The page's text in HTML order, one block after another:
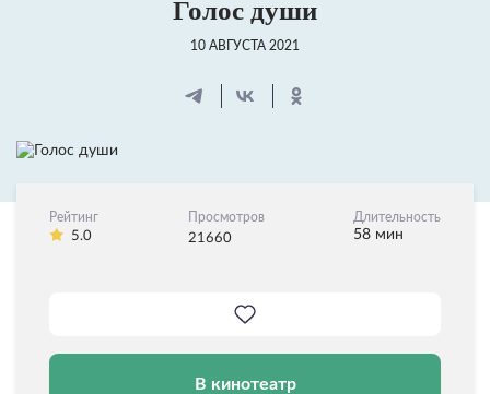
Голос души
10 АВГУСТА 2021
Рейтинг
5.0
Просмотров
21660
Длительность
58 мин
В кинотеатр